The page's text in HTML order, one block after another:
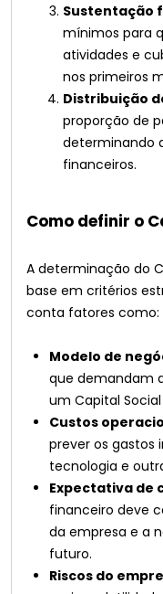
Sustentação
mínimos para
atividades e
nos primeiros
Distribuição
proporção de
determinando
financeiros.
Como definir o
A determinação do
base em critérios
conta fatores como:
Modelo de
que demandam
um Capital
Custos
prever os gastos
tecnologia e
Expectativa de
financeiro deve
da empresa e a
futuro.
Riscos do